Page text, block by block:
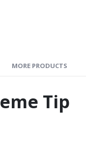
MORE PRODUCTS
Tip